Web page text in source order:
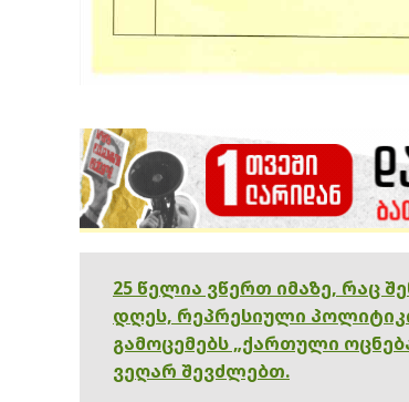
25 წელია ვწერთ იმაზე, რაც
დღეს, რეპრესიული
გამოცემებს „ქართული
ვეღარ შევძლებთ.